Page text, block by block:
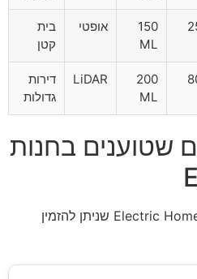
150
ML
אופטי
בית
קטן
200
ML
LiDAR
דירות
גדולות
שטוענים בחנות
אלו הדגמים המובילים מבית Electric Home שניתן להזמין